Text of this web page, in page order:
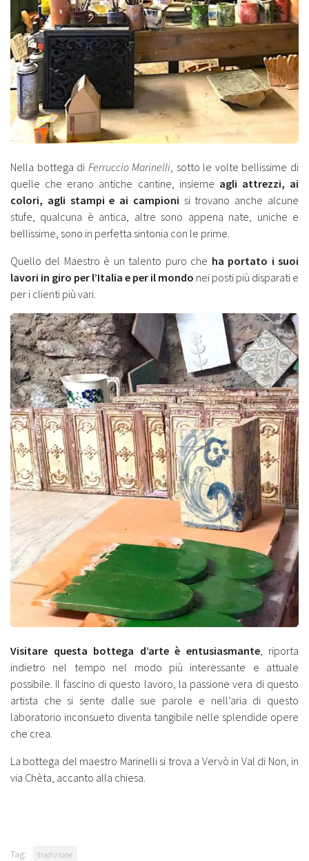
Nella bottega di Ferruccio Marinelli, sotto le volte bellissime di
quelle che erano antiche cantine, insieme agli attrezzi, ai
colori, agli stampi e ai campioni si trovano anche alcune
stufe, qualcuna è antica, altre sono appena nate, uniche e
bellissime, sono in perfetta sintonia con le prime.
Quello del Maestro è un talento puro che ha portato i suoi
lavori in giro per l’Italia e per il mondo nei posti più disparati e
per i clienti più vari.
Visitare questa bottega d’arte è entusiasmante, riporta
indietro nel tempo nel modo più interessante e attuale
possibile. Il fascino di questo lavoro, la passione vera di questo
artista che si sente dalle sue parole e nell’aria di questo
laboratorio inconsueto diventa tangibile nelle splendide opere
che crea.
La bottega del maestro Marinelli si trova a Vervò in Val di Non, in
via Chèta, accanto alla chiesa.
Tag: tradizione